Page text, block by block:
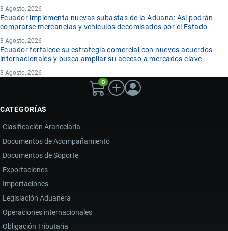
3 Agosto, 2026
Ecuador implementa nuevas subastas de la Aduana: Así podrán
comprarse mercancías y vehículos decomisados por el Estado
3 Agosto, 2026
Ecuador fortalece su estrategia comercial con nuevos acuerdos
internacionales y busca ampliar su acceso a mercados clave
3 Agosto, 2026
0
CATEGORÍAS
Clasificación Arancelaria
Documentos de Acompañamiento
Documentos de Soporte
Exportaciones
Importaciones
Legislación Aduanera
Operaciones internacionales
Obligación Tributaria